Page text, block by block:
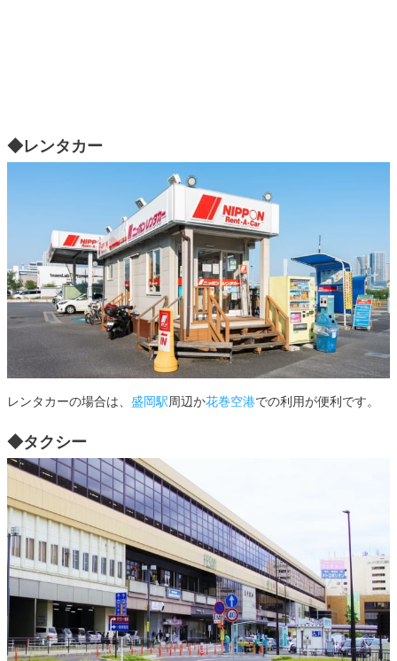
◆レンタカー
レンタカーの場合は、 盛岡駅周辺か花巻空港での利用が便利です。
◆タクシー